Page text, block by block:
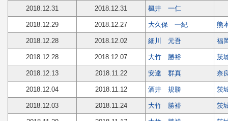
2018.12.31 2018.12.31 楓井 一仁
2018.12.29 2018.12.27 大久保 一紀 熊
2018.12.28 2018.12.02 細川 元吾 福
2018.12.28 2018.12.07 大竹 勝裕 茨
2018.12.13 2018.11.22 安達 群真 奈
2018.12.04 2018.11.12 酒井 規勝 茨
2018.12.03 2018.11.24 大竹 勝裕 茨